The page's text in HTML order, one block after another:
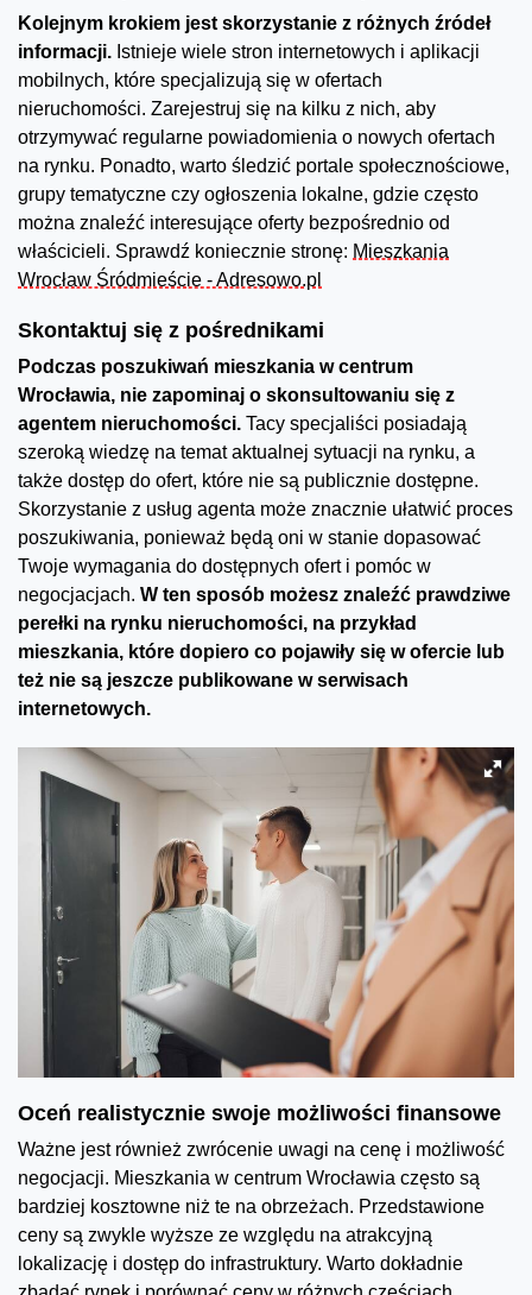
Kolejnym krokiem jest skorzystanie z różnych źródeł
informacji. Istnieje wiele stron internetowych i aplikacji
mobilnych, które specjalizują się w ofertach
nieruchomości. Zarejestruj się na kilku z nich, aby
otrzymywać regularne powiadomienia o nowych ofertach
na rynku. Ponadto, warto śledzić portale społecznościowe,
grupy tematyczne czy ogłoszenia lokalne, gdzie często
można znaleźć interesujące oferty bezpośrednio od
właścicieli. Sprawdź koniecznie stronę: Mieszkania
Wrocław Śródmieście - Adresowo.pl
Skontaktuj się z pośrednikami
Podczas poszukiwań mieszkania w centrum
Wrocławia, nie zapominaj o skonsultowaniu się z
agentem nieruchomości. Tacy specjaliści posiadają
szeroką wiedzę na temat aktualnej sytuacji na rynku, a
także dostęp do ofert, które nie są publicznie dostępne.
Skorzystanie z usług agenta może znacznie ułatwić proces
poszukiwania, ponieważ będą oni w stanie dopasować
Twoje wymagania do dostępnych ofert i pomóc w
negocjacjach. W ten sposób możesz znaleźć prawdziwe
perełki na rynku nieruchomości, na przykład
mieszkania, które dopiero co pojawiły się w ofercie lub
też nie są jeszcze publikowane w serwisach
internetowych.
Oceń realistycznie swoje możliwości finansowe
Ważne jest również zwrócenie uwagi na cenę i możliwość
negocjacji. Mieszkania w centrum Wrocławia często są
bardziej kosztowne niż te na obrzeżach. Przedstawione
ceny są zwykle wyższe ze względu na atrakcyjną
lokalizację i dostęp do infrastruktury. Warto dokładnie